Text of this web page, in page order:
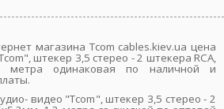
магазина Tcom cables.kiev.ua цена
штекер 3,5 стерео - 2 штекера RCA,
метра одинаковая по наличной и
видео "Tcom", штекер 3,5 стерео - 2